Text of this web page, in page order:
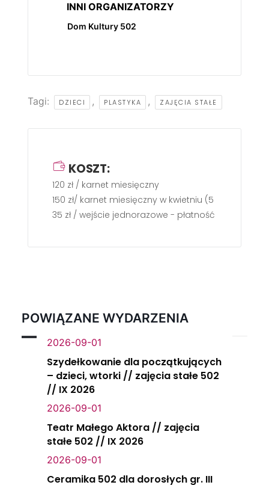
INNI ORGANIZATORZY
Dom Kultury 502
Tagi: DZIECI , PLASTYKA , ZAJĘCIA STAŁE
KOSZT:
120 zł / karnet miesięczny
150 zł/ karnet miesięczny w kwietniu (5 zajęć)
35 zł / wejście jednorazowe - płatność gotówką
POWIĄZANE WYDARZENIA
2026-09-01
Szydełkowanie dla początkujących
– dzieci, wtorki // zajęcia stałe 502
// IX 2026
2026-09-01
Teatr Małego Aktora // zajęcia
stałe 502 // IX 2026
2026-09-01
Ceramika 502 dla dorosłych gr. III